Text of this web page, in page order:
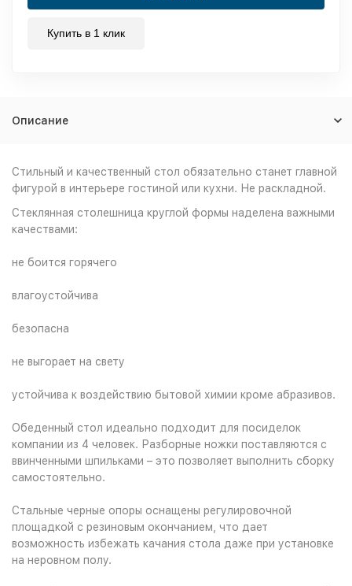
Купить в 1 клик
Описание
Стильный и качественный стол обязательно станет главной
фигурой в интерьере гостиной или кухни. Не раскладной.
Стеклянная столешница круглой формы наделена важными
качествами:
не боится горячего
влагоустойчива
безопасна
не выгорает на свету
устойчива к воздействию бытовой химии кроме абразивов.
Обеденный стол идеально подходит для посиделок
компании из 4 человек. Разборные ножки поставляются с
ввинченными шпильками – это позволяет выполнить сборку
самостоятельно.
Стальные черные опоры оснащены регулировочной
площадкой с резиновым окончанием, что дает
возможность избежать качания стола даже при установке
на неровном полу.